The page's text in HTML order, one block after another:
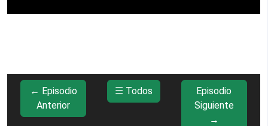
← Episodio
Anterior
☰ Todos
Episodio
Siguiente
→